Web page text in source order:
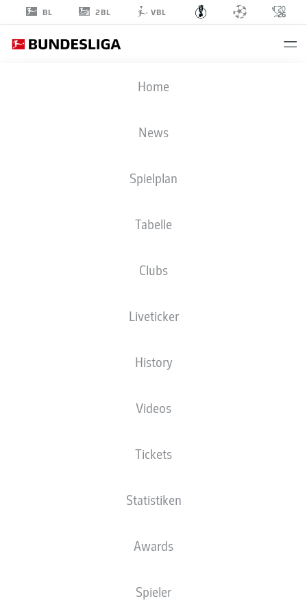
BL 2BL VBL
Home
News
Spielplan
Tabelle
Clubs
Liveticker
History
Videos
Tickets
Statistiken
Awards
Spieler
DFB POKAL
TSM- BMG
Die Startaufstellung wird 60 Minuten vor